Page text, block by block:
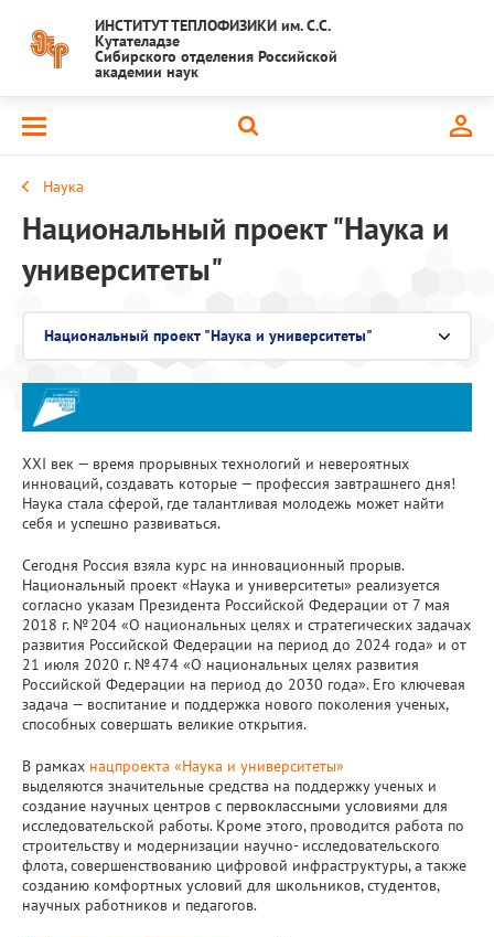
ИНСТИТУТ ТЕПЛОФИЗИКИ им. С.С.
Кутателадзе
Сибирского отделения Российской
академии наук
Наука
Национальный проект "Наука и
университеты"
Национальный проект "Наука и университеты"
Крупный научный проект
Фундаментальные исследования
Уникальные стенды и установки
ЦКП "Теплофизика и энергетика"
Международное сотрудничество
Полезные ссылки
Выберите раздел
XXI век — время прорывных технологий и невероятных
инноваций, создавать которые — профессия завтрашнего дня!
Наука стала сферой, где талантливая молодежь может найти
себя и успешно развиваться.
Сегодня Россия взяла курс на инновационный прорыв.
Национальный проект «Наука и университеты» реализуется
согласно указам Президента Российской Федерации от 7 мая
2018 г. № 204 «О национальных целях и стратегических задачах
развития Российской Федерации на период до 2024 года» и от
21 июля 2020 г. № 474 «О национальных целях развития
Российской Федерации на период до 2030 года». Его ключевая
задача — воспитание и поддержка нового поколения ученых,
способных совершать великие открытия.
В рамках нацпроекта «Наука и университеты»
выделяются значительные средства на поддержку ученых и
создание научных центров с первоклассными условиями для
исследовательской работы. Кроме этого, проводится работа по
строительству и модернизации научно- исследовательского
флота, совершенствованию цифровой инфраструктуры, а также
созданию комфортных условий для школьников, студентов,
научных работников и педагогов.